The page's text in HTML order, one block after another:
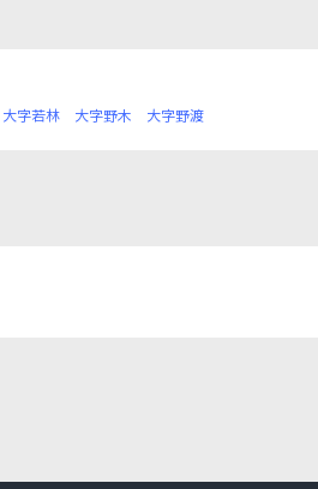
大字若林 大字野木 大字野渡